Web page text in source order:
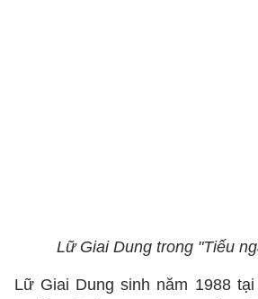
Lữ Giai Dung trong "Tiếu
Lữ Giai Dung sinh năm 1988